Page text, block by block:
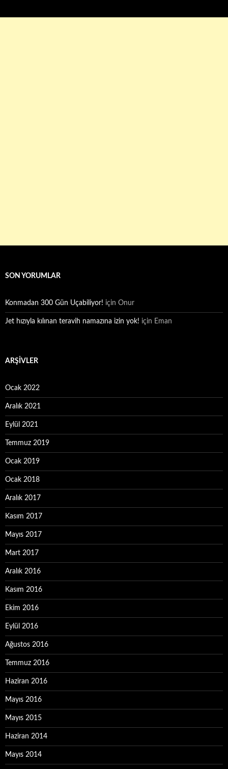
SON YORUMLAR
Konmadan 300 Gün Uçabiliyor! için Onur
Jet hızıyla kılınan teravih namazına izin yok! için Eman
ARŞIVLER
Ocak 2022
Aralık 2021
Eylül 2021
Temmuz 2019
Ocak 2019
Ocak 2018
Aralık 2017
Kasım 2017
Mayıs 2017
Mart 2017
Aralık 2016
Kasım 2016
Ekim 2016
Eylül 2016
Ağustos 2016
Temmuz 2016
Haziran 2016
Mayıs 2016
Mayıs 2015
Haziran 2014
Mayıs 2014